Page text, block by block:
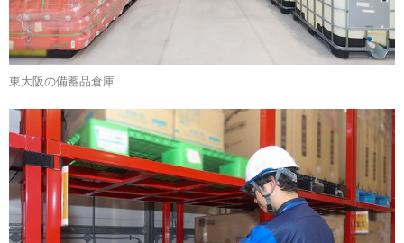
東大阪の備蓄品倉庫